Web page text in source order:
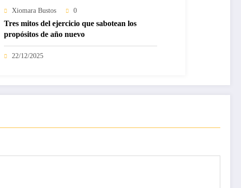
Xiomara Bustos 0
Tres mitos del ejercicio que sabotean los
propósitos de año nuevo
22/12/2025